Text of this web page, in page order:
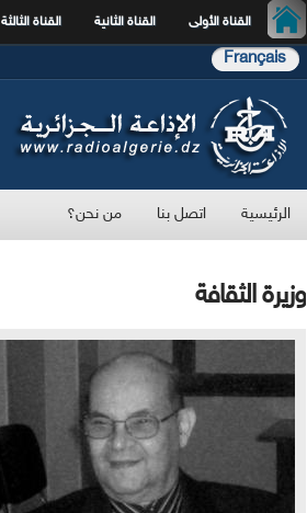
القناة الأولى القناة الثانية القناة الثالثة
Français
الرئيسية اتصل بنا من نحن؟
وزيرة الثقافة